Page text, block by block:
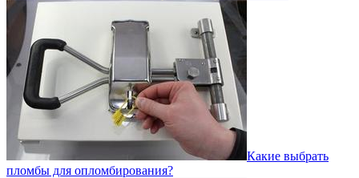
Какие выбрать
пломбы для опломбирования?